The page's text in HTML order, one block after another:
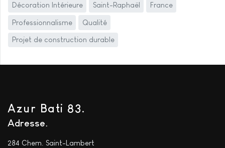
Décoration Intérieure Saint-Raphaël France
Professionnalisme Qualité
Projet de construction durable
Azur Bati 83.
Adresse
284 Chem. Saint-Lambert